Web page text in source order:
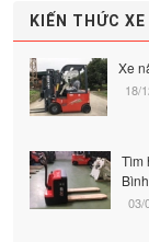
KIẾN THỨC
Xe
18/
Tìm
03/